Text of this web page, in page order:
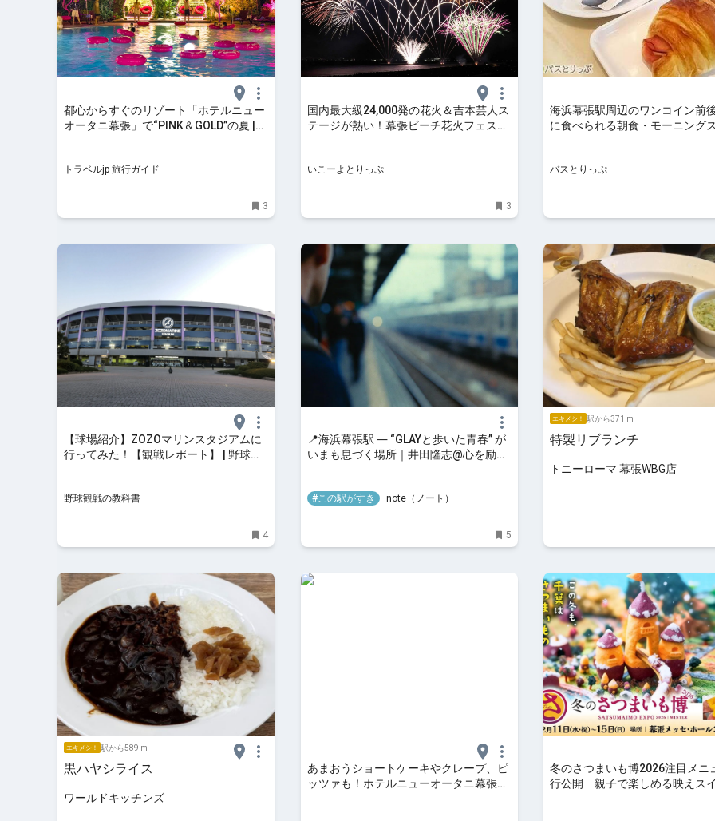
都心からすぐのリゾート「ホテルニュー
オータニ幕張」で“PINK＆GOLD”の夏 |
トラベルjp 旅行ガイド
3
国内最大級24,000発の花火＆吉本芸人ス
テージが熱い！幕張ビーチ花火フェスタ
いこーよとりっぷ
3
海浜幕張駅周辺のワンコイン前
に食べられる朝食・モーニング
バスとりっぷ
【球場紹介】ZOZOマリンスタジアムに
行ってみた！【観戦レポート】 | 野球観
野球観戦の教科書
4
📍海浜幕張駅 ― “GLAYと歩いた青春” が
いまも息づく場所｜井田隆志@心を励ま
#この駅がすき note（ノート）
5
エキメシ！ 駅から371 m
特製リブランチ
トニーローマ 幕張WBG店
エキメシ！ 駅から589 m
黒ハヤシライス
ワールドキッチンズ
あまおうショートケーキやクレープ、ピ
ッツァも！ホテルニューオータニ幕張の
冬のさつまいも博2026注目メニ
行公開 親子で楽しめる映えス